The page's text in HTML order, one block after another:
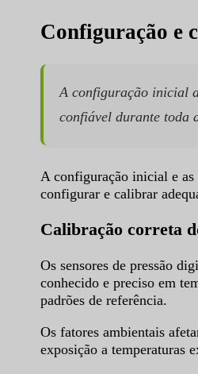
Configuração e
A configuração inicial
confiável durante toda
A configuração inicial e as
configurar e calibrar
Calibração correta
Os sensores de pressão
conhecido e preciso em
padrões de referência.
Os fatores ambientais
exposição a temperaturas